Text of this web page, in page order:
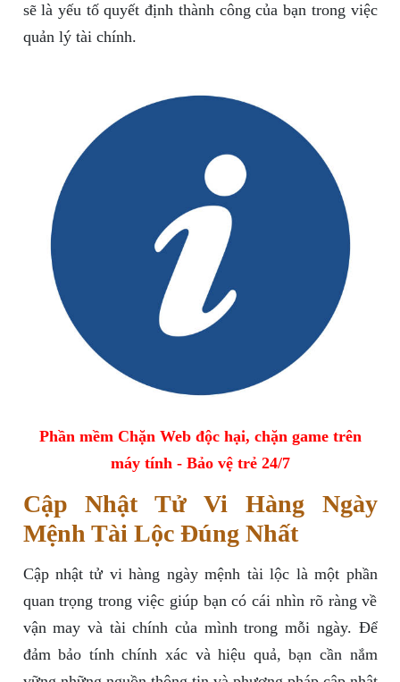
sẽ là yếu tố quyết định thành công của bạn trong việc
quản lý tài chính.
Phần mềm Chặn Web độc hại, chặn game trên
máy tính - Bảo vệ trẻ 24/7
Cập Nhật Tử Vi Hàng Ngày
Mệnh Tài Lộc Đúng Nhất
Cập nhật tử vi hàng ngày mệnh tài lộc là một phần
quan trọng trong việc giúp bạn có cái nhìn rõ ràng về
vận may và tài chính của mình trong mỗi ngày. Để
đảm bảo tính chính xác và hiệu quả, bạn cần nắm